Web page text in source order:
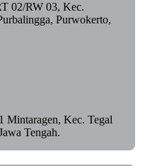
02/RW 03, Kec.
Purwokerto,
Mintaragen, Kec. Tegal
Tengah.